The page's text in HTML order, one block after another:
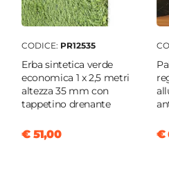
CODICE: PR12535
Erba sintetica verde
economica 1 x 2,5 metri
altezza 35 mm con
tappetino drenante
€ 51,00 €